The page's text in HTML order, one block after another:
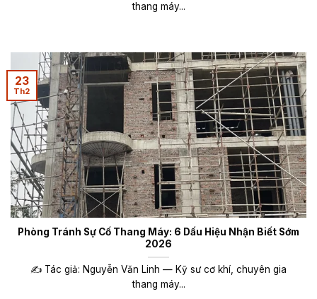
thang máy...
Phòng Tránh Sự Cố Thang Máy: 6 Dấu Hiệu Nhận Biết Sớm
2026
✍️ Tác giả: Nguyễn Văn Linh — Kỹ sư cơ khí, chuyên gia
thang máy...
23
Th2